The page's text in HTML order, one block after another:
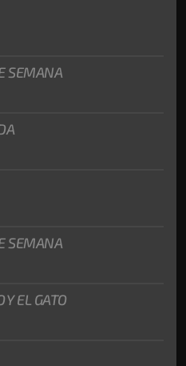
SEMANA
SEMANA
Y EL GATO